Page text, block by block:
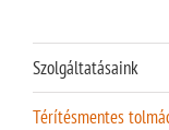
Szolgáltatásaink
Térítésmentes